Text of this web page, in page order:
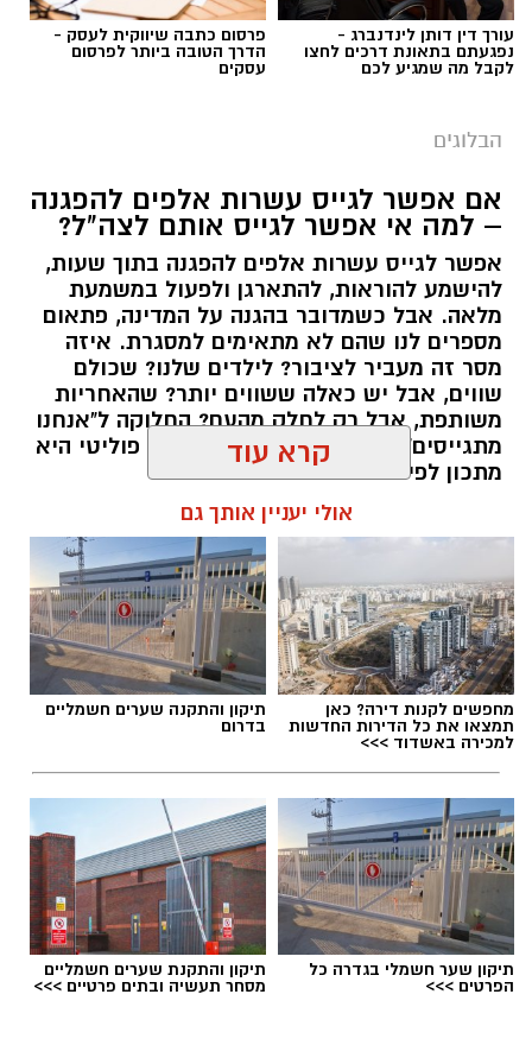
יש לכם מידע חשוב שטרם נחשף? צילומים מאירוע
חדשותי? מצאתם טעות בכתבה? נשמח שתשתפו
אותנו
עורך דין דותן לינדנברג -
נפגעתם בתאונת דרכים לחצו
לקבל מה שמגיע לכם
פרסום כתבה שיווקית לעסק -
הדרך הטובה ביותר לפרסום
עסקים
הבלוגים
אם אפשר לגייס עשרות אלפים להפגנה
– למה אי אפשר לגייס אותם לצה"ל?
אפשר לגייס עשרות אלפים להפגנה בתוך שעות,
להישמע להוראות, להתארגן ולפעול במשמעת
מלאה. אבל כשמדובר בהגנה על המדינה, פתאום
מספרים לנו שהם לא מתאימים למסגרת. איזה
מסר זה מעביר לציבור? לילדים שלנו? שכולם
שווים, אבל יש כאלה ששווים יותר? שהאחריות
משותפת, אבל רק לחלק מהעם? החלוקה ל"אנחנו
מתגייסים" ו"הם לא" היא לא רק ויכוח פוליטי היא
מתכון לפילוג שמפורר אותנו מבפנים.
תגים:הפגנות חרדיים גיוס לצה"ל
קרא עוד
אולי יעניין אותך גם
מחפשים לקנות דירה? כאן
תמצאו את כל הדירות החדשות
למכירה באשדוד >>>
תיקון והתקנה שערים חשמליים
בדרום
תיקון שער חשמלי בגדרה כל
הפרטים >>>
תיקון והתקנת שערים חשמליים
מסחר תעשיה ובתים פרטיים >>>